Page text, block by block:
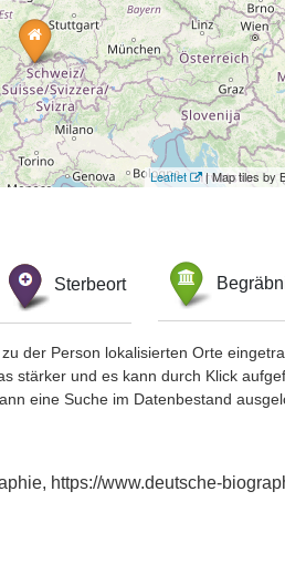
Leaflet | Map tiles by
Sterbeort
der Person lokalisierten Orte
stärker und es kann durch Klick
eine Suche im Datenbestand
https://www.deutsche-